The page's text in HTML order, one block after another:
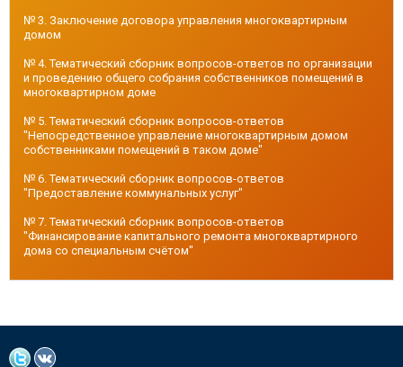
№ 3. Заключение договора управления многоквартирным
домом
№ 4. Тематический сборник вопросов-ответов по организации
и проведению общего собрания собственников помещений в
многоквартирном доме
№ 5. Тематический сборник вопросов-ответов
"Непосредственное управление многоквартирным домом
собственниками помещений в таком доме"
№ 6. Тематический сборник вопросов-ответов
"Предоставление коммунальных услуг"
№ 7. Тематический сборник вопросов-ответов
"Финансирование капитального ремонта многоквартирного
дома со специальным счётом"